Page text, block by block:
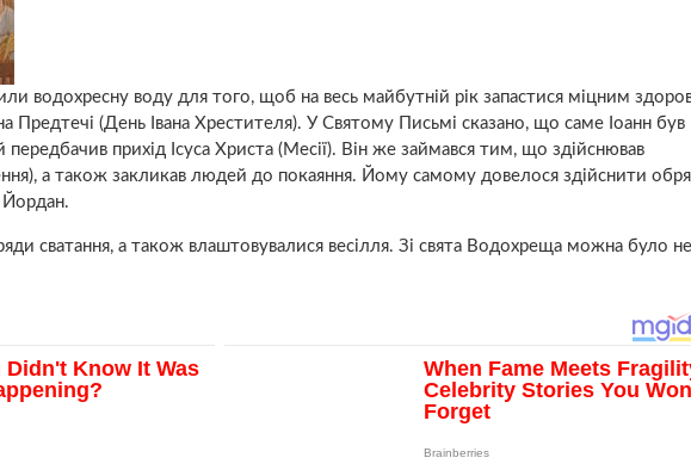
водохресну воду для того, щоб на весь майбутній рік запастися міцним
Предтечі (День Івана Хрестителя). У Святому Письмі сказано, що саме Іоанн був
прихід Ісуса Христа (Месії). Він же займався тим, що здійснював
а також закликав людей до покаяння. Йому самому довелося здійснити
Йордан.
сватання, а також влаштовувалися весілля. Зі свята Водохреща можна було не